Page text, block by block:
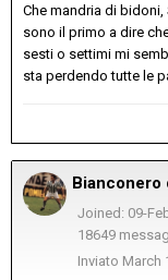
Che mandria di
sono il primo a dire
sesti o settimi mi
sta perdendo tutte le
Bianconero
Joined: 09-
18649
Inviato March